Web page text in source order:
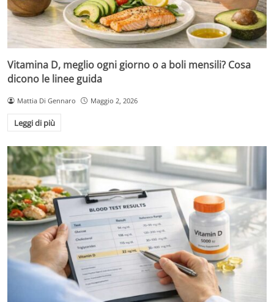
Vitamina D, meglio ogni giorno o a boli mensili? Cosa
dicono le linee guida
Mattia Di Gennaro Maggio 2, 2026
Leggi di più